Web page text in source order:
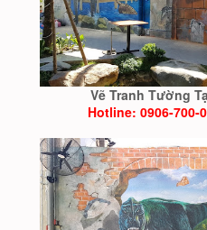
Vẽ Tranh Tường
Hotline: 0906-700-